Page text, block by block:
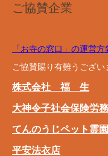
ご協賛企業
「お寺の窓口」の運営
ご協賛賜り有難うござい
株式会社 福 生
大神令子社会保険労
てんのうじペット霊園
平安法衣店